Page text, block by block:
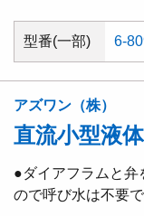
型番(一部) 6-
アズワン（株）
直流小型液
●ダイアフラムと弁
ので呼び水は不要で